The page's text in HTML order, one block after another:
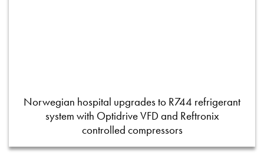
Norwegian hospital upgrades to R744 refrigerant
system with Optidrive VFD and Reftronix
controlled compressors